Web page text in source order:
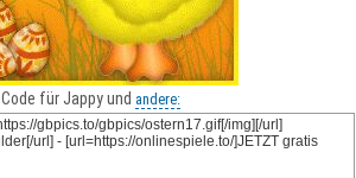
Code für Jappy und andere: